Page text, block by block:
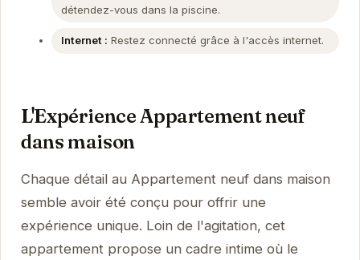
détendez-vous dans la piscine.
Internet : Restez connecté grâce à l'accès internet.
L'Expérience Appartement neuf
dans maison
Chaque détail au Appartement neuf dans maison
semble avoir été conçu pour offrir une
expérience unique. Loin de l'agitation, cet
appartement propose un cadre intime où le